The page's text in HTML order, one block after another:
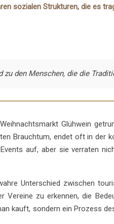
sozialen Strukturen, die es
den Menschen, die die
Glühwein
Brauchtum, endet oft in der
auf, aber sie verraten
Unterschied zwischen
zu erkennen, die
kauft, sondern ein Prozess